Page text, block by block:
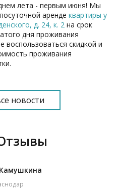
лета - первым июня! Мы
аренде квартиры у
д. 24, к. 2 на срок
дня проживания
воспользоваться скидкой и
проживания
новости